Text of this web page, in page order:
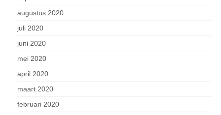
augustus 2020
juli 2020
juni 2020
mei 2020
april 2020
maart 2020
februari 2020